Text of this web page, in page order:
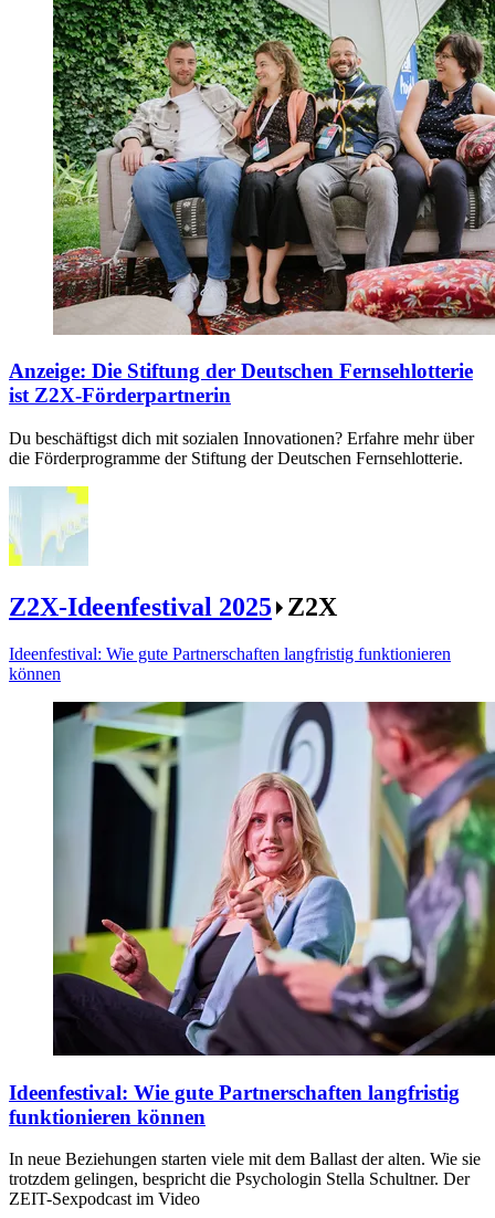
Anzeige: Die Stiftung der Deutschen Fernsehlotterie
ist Z2X-Förderpartnerin
Du beschäftigst dich mit sozialen Innovationen? Erfahre mehr über
die Förderprogramme der Stiftung der Deutschen Fernsehlotterie.
Z2X-Ideenfestival 2025 Z2X
Ideenfestival: Wie gute Partnerschaften langfristig funktionieren
können
Ideenfestival: Wie gute Partnerschaften langfristig
funktionieren können
In neue Beziehungen starten viele mit dem Ballast der alten. Wie sie
trotzdem gelingen, bespricht die Psychologin Stella Schultner. Der
ZEIT-Sexpodcast im Video